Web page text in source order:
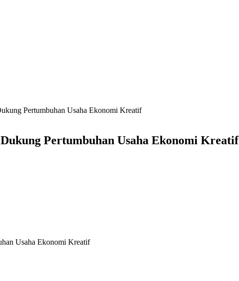
Pertumbuhan Usaha Ekonomi Kreatif
Pertumbuhan Usaha Ekonomi Kreatif
Usaha Ekonomi Kreatif